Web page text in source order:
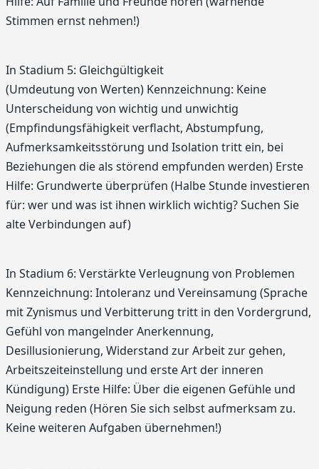
Stimmen ernst nehmen!)
In Stadium 5: Gleichgültigkeit
(Umdeutung von Werten) Kennzeichnung: Keine
Unterscheidung von wichtig und unwichtig
(Empfindungsfähigkeit verflacht, Abstumpfung,
Aufmerksamkeitsstörung und Isolation tritt ein, bei
Beziehungen die als störend empfunden werden) Erste
Hilfe: Grundwerte überprüfen (Halbe Stunde investieren
für: wer und was ist ihnen wirklich wichtig? Suchen Sie
alte Verbindungen auf)
In Stadium 6: Verstärkte Verleugnung von Problemen
Kennzeichnung: Intoleranz und Vereinsamung (Sprache
mit Zynismus und Verbitterung tritt in den Vordergrund,
Gefühl von mangelnder Anerkennung,
Desillusionierung, Widerstand zur Arbeit zur gehen,
Arbeitszeiteinstellung und erste Art der inneren
Kündigung) Erste Hilfe: Über die eigenen Gefühle und
Neigung reden (Hören Sie sich selbst aufmerksam zu.
Keine weiteren Aufgaben übernehmen!)